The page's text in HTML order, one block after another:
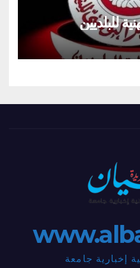
للبلديين
إخبارية جامعة